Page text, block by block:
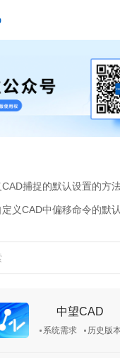
CAD捕捉的默认设置的方
中望CAD
系统需求 历史版